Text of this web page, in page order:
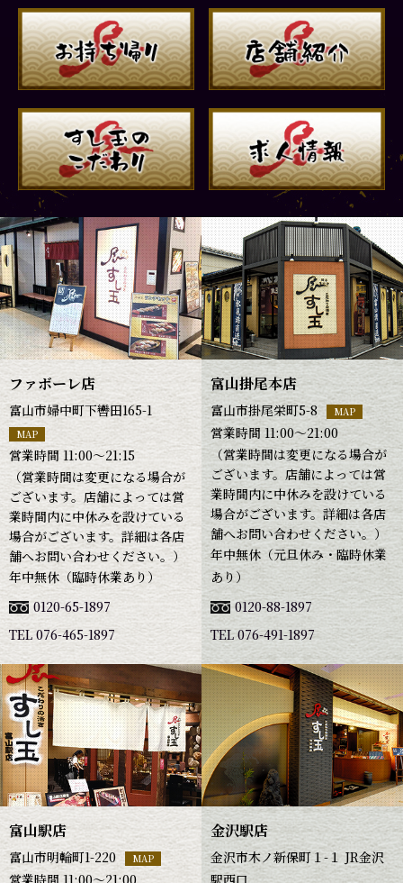
ファボーレ店
富山市婦中町下轡田165-1
MAP
営業時間 11:00～21:15
（営業時間は変更になる場合が
ございます。店舗によっては営
業時間内に中休みを設けている
場合がございます。詳細は各店
舗へお問い合わせください。）
年中無休（臨時休業あり）
0120-65-1897
TEL 076-465-1897
富山掛尾本店
富山市掛尾栄町5-8 MAP
営業時間 11:00～21:00
（営業時間は変更になる場合が
ございます。店舗によっては営
業時間内に中休みを設けている
場合がございます。詳細は各店
舗へお問い合わせください。）
年中無休（元旦休み・臨時休業
あり）
0120-88-1897
TEL 076-491-1897
富山駅店
富山市明輪町1-220 MAP
営業時間 11:00～21:00
金沢駅店
金沢市木ノ新保町１-１ JR金沢
駅西口